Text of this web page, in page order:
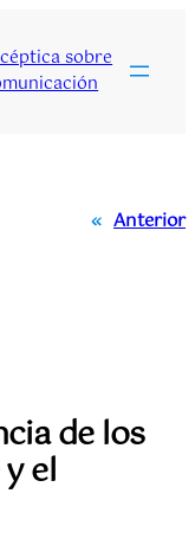
sobre
« Anterior
de los
el